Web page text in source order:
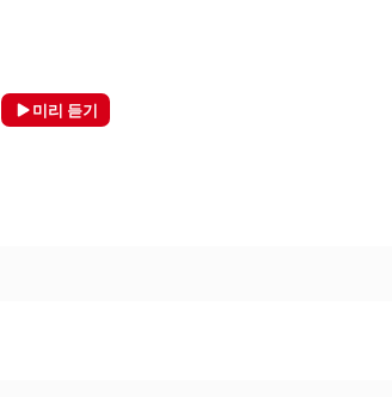
미리 듣기